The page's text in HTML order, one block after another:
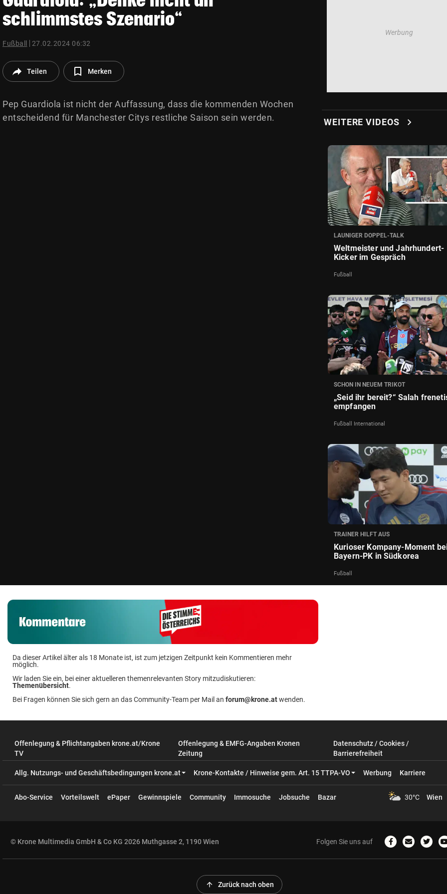
© Krone Multimedia GmbH & Co KG 2026
Muthgasse 2, 1190 Wien
schlimmstes Szenario“
Fußball 27.02.2024 06:32
Teilen Merken
Pep Guardiola ist nicht der Auffassung, dass die kommenden Wochen
entscheidend für Manchester Citys restliche Saison sein werden.
WEITERE VIDEOS chevron_right
LAUNIGER DOPPEL-TALK
Weltmeister und Jahrhundert-
Kicker im Gespräch
Fußball
SCHON IN NEUEM TRIKOT
„Seid ihr bereit?“ Salah
empfangen
Fußball International
TRAINER HILFT AUS
Kurioser Kompany-Moment
Bayern-PK in Südkorea
Fußball
Da dieser Artikel älter als 18 Monate ist, ist zum jetzigen Zeitpunkt kein Kommentieren mehr
möglich.
Wir laden Sie ein, bei einer aktuelleren themenrelevanten Story mitzudiskutieren:
Themenübersicht.
Bei Fragen können Sie sich gern an das Community-Team per Mail an forum@krone.atwenden.
Offenlegung & Pflichtangaben krone.at/Krone
TV
Offenlegung & EMFG-Angaben Kronen
Zeitung
Datenschutz / Cookies /
Barrierefreiheit
Allg. Nutzungs- und Geschäftsbedingungen krone.at Krone-Kontakte / Hinweise gem. Art. 15 TTPA-VO Werbung Karriere
Abo-Service Vorteilswelt ePaper Gewinnspiele Community Immosuche Jobsuche Bazar 30°C Wien
© Krone Multimedia GmbH & Co KG 2026 Muthgasse 2, 1190 Wien Folgen Sie uns auf
Zum
Facebook-
Email
schreiben
Zum
arrow_upward Zurück nach oben